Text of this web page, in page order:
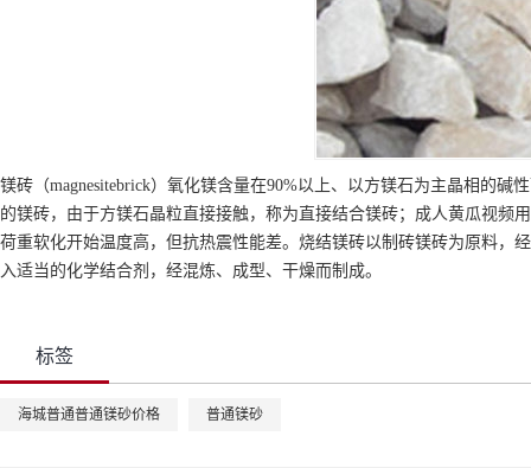
镁砖（magnesitebrick）氧化镁含量在90%以上、以方镁石为主晶相的
的镁砖，由于方镁石晶粒直接接触，称为直接结合镁砖；成人黄瓜视频
荷重软化开始温度高，但抗热震性能差。烧结镁砖以制砖镁砖为原料，
入适当的化学结合剂，经混炼、成型、干燥而制成。
标签
海城普通普通镁砂价格 普通镁砂